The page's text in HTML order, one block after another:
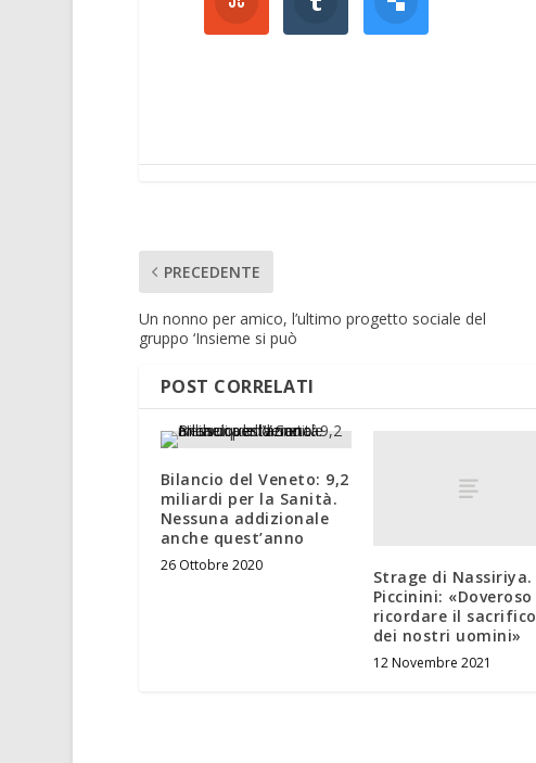
PRECEDENTE
Un nonno per amico, l’ultimo progetto sociale del
gruppo ‘Insieme si può
POST CORRELATI
Bilancio del Veneto: 9,2
miliardi per la Sanità.
Nessuna addizionale
anche quest’anno
26 Ottobre 2020
Strage di Nassiriya.
Piccinini: «Doveroso
ricordare il sacrifico
dei nostri uomini»
12 Novembre 2021